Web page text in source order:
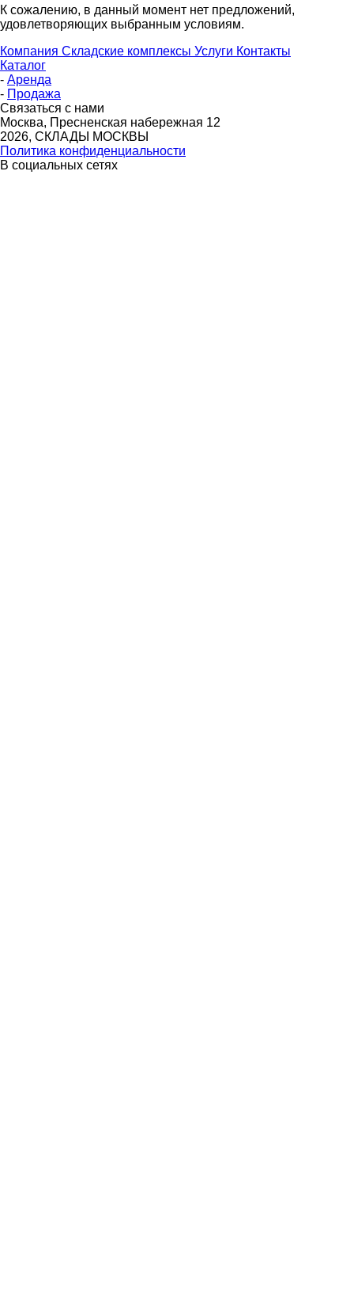
К сожалению, в данный момент нет предложений,
удовлетворяющих выбранным условиям.
Компания Складские комплексы Услуги Контакты
Каталог
- Аренда
- Продажа
Связаться с нами
Москва, Пресненская набережная 12
2026, СКЛАДЫ МОСКВЫ
Политика конфиденциальности
В социальных сетях